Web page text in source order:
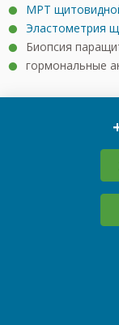
МРТ
Эластометрия
Биопсия
гормональные